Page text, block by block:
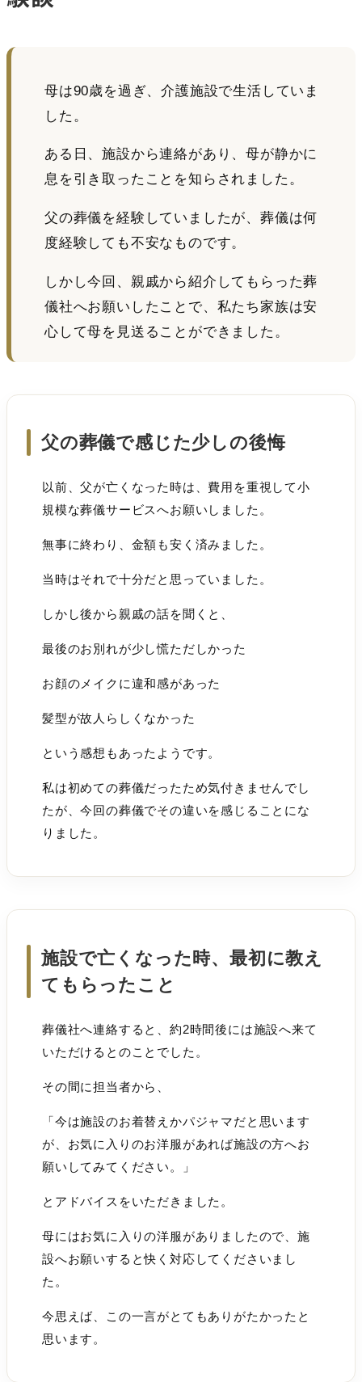
母は90歳を過ぎ、介護施設で生活していま
した。
ある日、施設から連絡があり、母が静かに
息を引き取ったことを知らされました。
父の葬儀を経験していましたが、葬儀は何
度経験しても不安なものです。
しかし今回、親戚から紹介してもらった葬
儀社へお願いしたことで、私たち家族は安
心して母を見送ることができました。
父の葬儀で感じた少しの後悔
以前、父が亡くなった時は、費用を重視して小
規模な葬儀サービスへお願いしました。
無事に終わり、金額も安く済みました。
当時はそれで十分だと思っていました。
しかし後から親戚の話を聞くと、
最後のお別れが少し慌ただしかった
お顔のメイクに違和感があった
髪型が故人らしくなかった
という感想もあったようです。
私は初めての葬儀だったため気付きませんでし
たが、今回の葬儀でその違いを感じることにな
りました。
施設で亡くなった時、最初に教え
てもらったこと
葬儀社へ連絡すると、約2時間後には施設へ来て
いただけるとのことでした。
その間に担当者から、
「今は施設のお着替えかパジャマだと思います
が、お気に入りのお洋服があれば施設の方へお
願いしてみてください。」
とアドバイスをいただきました。
母にはお気に入りの洋服がありましたので、施
設へお願いすると快く対応してくださいまし
た。
今思えば、この一言がとてもありがたかったと
思います。